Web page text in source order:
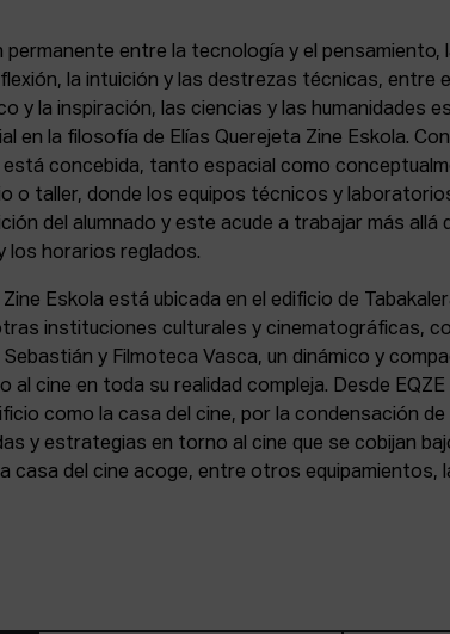
permanente entre la tecnología y el pensamiento,
la intuición y las destrezas técnicas, entre el
y la inspiración, las ciencias y las humanidades
en la filosofía de Elías Querejeta Zine Eskola.
está concebida, tanto espacial como
o taller, donde los equipos técnicos y
del alumnado y este acude a trabajar más allá
los horarios reglados.
Zine Eskola está ubicada en el edificio de
instituciones culturales y cinematográficas,
Sebastián y Filmoteca Vasca, un dinámico y
al cine en toda su realidad compleja. Desde EQZE
como la casa del cine, por la condensación de
y estrategias en torno al cine que se cobijan
casa del cine acoge, entre otros equipamientos,